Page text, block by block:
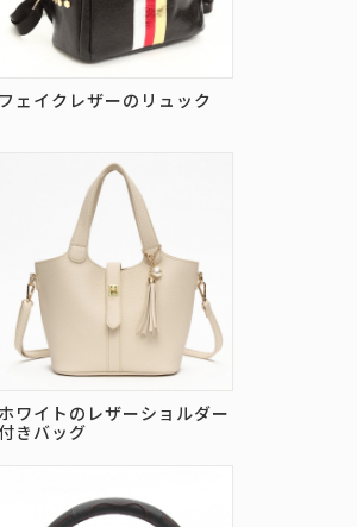
フェイクレザーのリュック
ホワイトのレザーショルダー
付きバッグ